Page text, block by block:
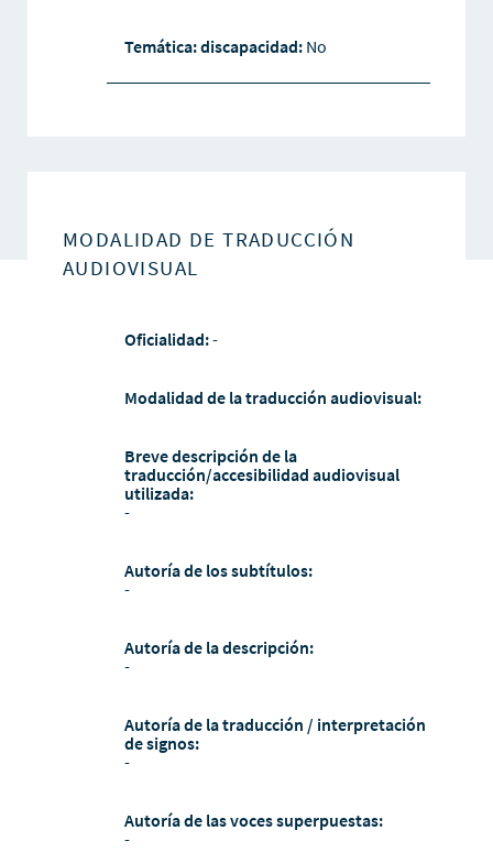
Temática: discapacidad: No
MODALIDAD DE TRADUCCIÓN
AUDIOVISUAL
Oficialidad:-
Modalidad de la traducción audiovisual:
Breve descripción de la
traducción/accesibilidad audiovisual
utilizada:
-
Autoría de los subtítulos:
-
Autoría de la descripción:
-
Autoría de la traducción / interpretación
de signos:
-
Autoría de las voces superpuestas:
-